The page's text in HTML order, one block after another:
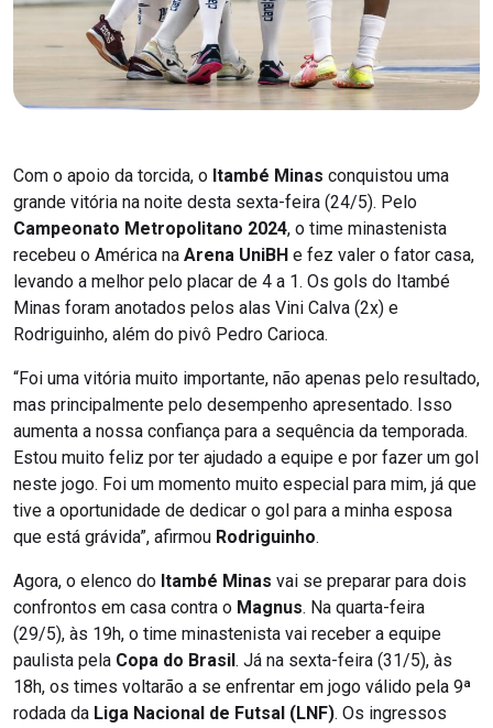
Com o apoio da torcida, o Itambé Minas conquistou uma
grande vitória na noite desta sexta-feira (24/5). Pelo
Campeonato Metropolitano 2024, o time minastenista
recebeu o América na Arena UniBH e fez valer o fator casa,
levando a melhor pelo placar de 4 a 1. Os gols do Itambé
Minas foram anotados pelos alas Vini Calva (2x) e
Rodriguinho, além do pivô Pedro Carioca.
“Foi uma vitória muito importante, não apenas pelo resultado,
mas principalmente pelo desempenho apresentado. Isso
aumenta a nossa confiança para a sequência da temporada.
Estou muito feliz por ter ajudado a equipe e por fazer um gol
neste jogo. Foi um momento muito especial para mim, já que
tive a oportunidade de dedicar o gol para a minha esposa
que está grávida”, afirmou Rodriguinho.
Agora, o elenco do Itambé Minas vai se preparar para dois
confrontos em casa contra o Magnus. Na quarta-feira
(29/5), às 19h, o time minastenista vai receber a equipe
paulista pela Copa do Brasil . Já na sexta-feira (31/5), às
18h, os times voltarão a se enfrentar em jogo válido pela 9ª
rodada da Liga Nacional de Futsal (LNF). Os ingressos